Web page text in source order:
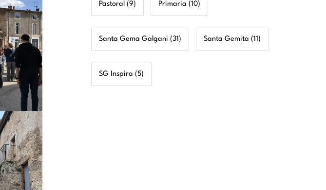
Pastoral (9) Primaria (10)
Santa Gema Galgani (31) Santa Gemita (11)
SG Inspira (5)